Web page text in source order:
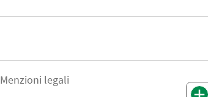
Menzioni legali